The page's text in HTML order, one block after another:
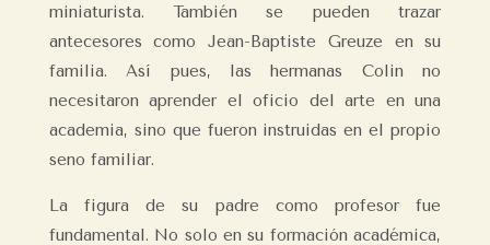
miniaturista. También se pueden trazar
antecesores como Jean-Baptiste Greuze en su
familia. Así pues, las hermanas Colin no
necesitaron aprender el oficio del arte en una
academia, sino que fueron instruidas en el propio
seno familiar.
La figura de su padre como profesor fue
fundamental. No solo en su formación académica,